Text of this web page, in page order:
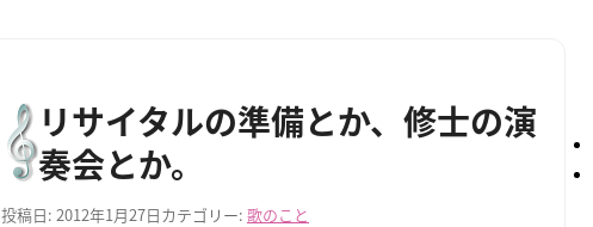
リサイタルの準備とか、修士の演
奏会とか。
投稿日: 2012年1月27日カテゴリー: 歌のこと